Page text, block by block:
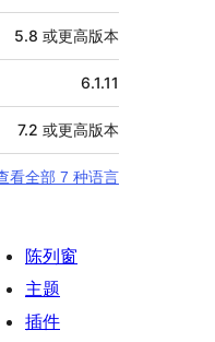
5.8 或更高版本
6.1.11
7.2 或更高版本
看全部 7 种语言
陈列窗
主题
插件